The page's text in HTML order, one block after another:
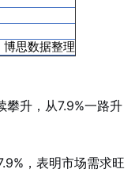
思数据整理
升，从7.9%一路升
，表明市场需求旺